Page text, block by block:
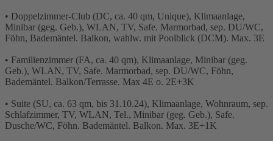
• Doppelzimmer-Club (DC, ca. 40 qm, Unique), Klimaanlage,
Minibar (geg. Geb.), WLAN, TV, Safe. Marmorbad, sep. DU/WC,
Föhn, Bademäntel. Balkon, wahlw. mit Poolblick (DCM). Max. 3E
• Familienzimmer (FA, ca. 40 qm), Klimaanlage, Minibar (geg.
Geb.), WLAN, TV, Safe. Marmorbad, sep. DU/WC, Föhn,
Bademäntel. Balkon/Terrasse. Max 4E o. 2E+3K
• Suite (SU, ca. 63 qm, bis 31.10.24), Klimaanlage, Wohnraum, sep.
Schlafzimmer, TV, WLAN, Tel., Minibar (geg. Geb.), Safe.
Dusche/WC, Föhn. Bademäntel. Balkon. Max. 3E+1K